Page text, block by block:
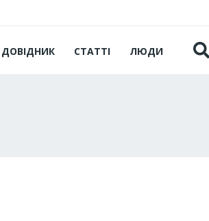
ДОВІДНИК СТАТТІ ЛЮДИ